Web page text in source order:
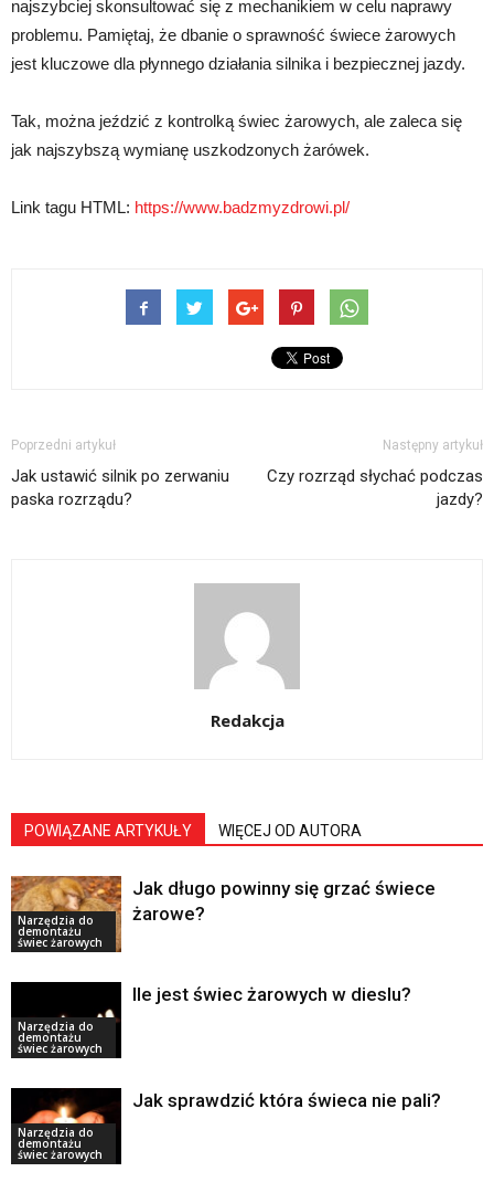
najszybciej skonsultować się z mechanikiem w celu naprawy
problemu. Pamiętaj, że dbanie o sprawność świece żarowych
jest kluczowe dla płynnego działania silnika i bezpiecznej jazdy.
Tak, można jeździć z kontrolką świec żarowych, ale zaleca się
jak najszybszą wymianę uszkodzonych żarówek.
Link tagu HTML: https://www.badzmyzdrowi.pl/
Poprzedni artykuł
Jak ustawić silnik po zerwaniu
paska rozrządu?
Następny artykuł
Czy rozrząd słychać podczas
jazdy?
Redakcja
POWIĄZANE ARTYKUŁY WIĘCEJ OD AUTORA
Narzędzia do
demontażu
świec żarowych
Jak długo powinny się grzać świece
żarowe?
Narzędzia do
demontażu
świec żarowych
Ile jest świec żarowych w dieslu?
Narzędzia do
demontażu
świec żarowych
Jak sprawdzić która świeca nie pali?